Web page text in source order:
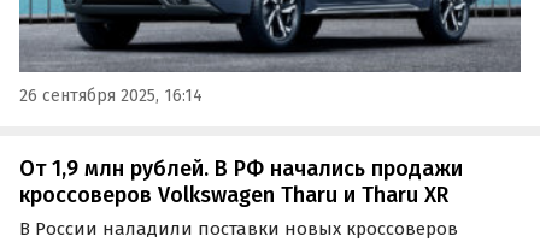
26 сентября 2025, 16:14
От 1,9 млн рублей. В РФ начались продажи
кроссоверов Volkswagen Tharu и Tharu XR
В России наладили поставки новых кроссоверов